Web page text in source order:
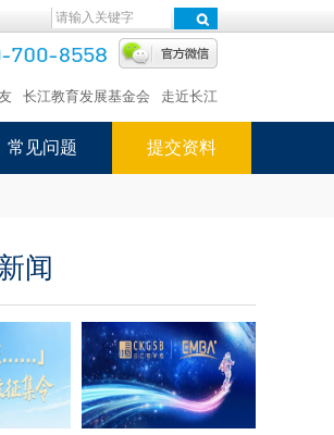
长江教育发展基金会 走近长江
常见问题 提交资料
闻